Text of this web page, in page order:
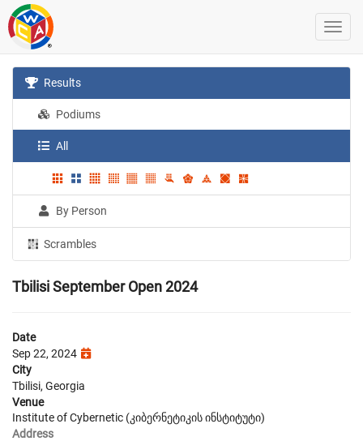
Results
Podiums
All
By Person
Scrambles
Tbilisi September Open 2024
Date
Sep 22, 2024
City
Tbilisi, Georgia
Venue
Institute of Cybernetic (კიბერნეტიკის ინსტიტუტი)
Address